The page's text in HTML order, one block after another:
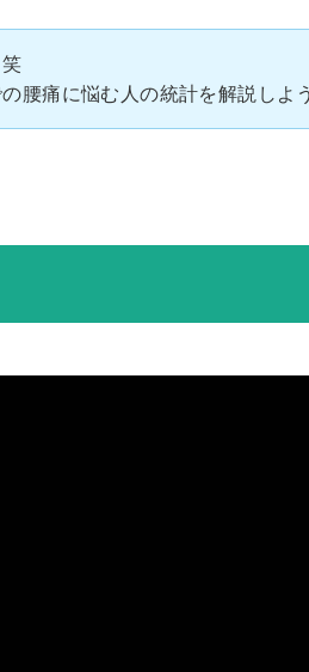
腰痛に悩む人の統計を解説しよ